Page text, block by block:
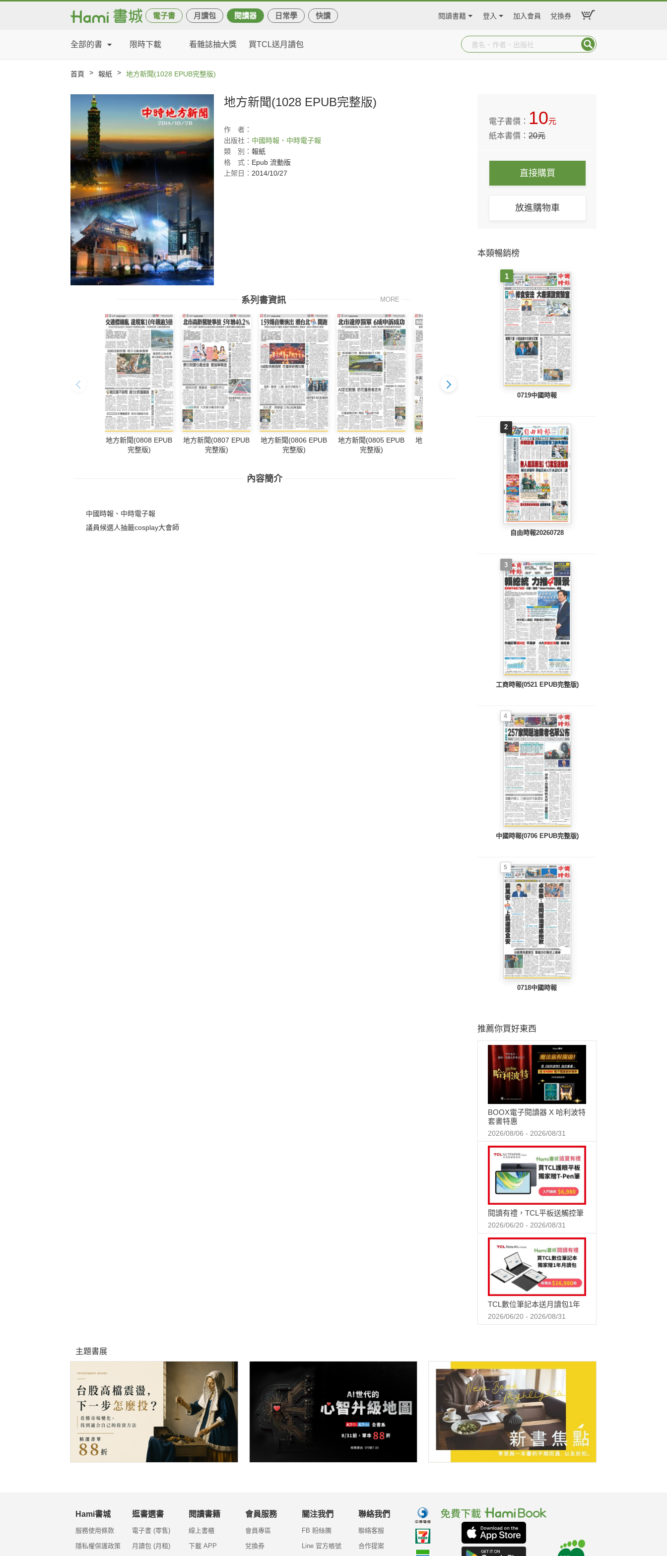
電子書 月讀包 閱讀器 日常學 快讀 閱讀書籍 登入 加入會員 兌換券
全部的書 限時下載 看雜誌抽大獎 買TCL送月讀包
首頁 > 報紙 > 地方新聞(1028 EPUB完整版)
地方新聞(1028 EPUB完整版)
作
者：
出版社： 中國時報、中時電子報
類
別： 報紙
格
式： Epub 流動版
上架日： 2014/10/27
系列書資訊 MORE
地方新聞(0808 EPUB
完整版)
地方新聞(0807 EPUB
完整版)
地方新聞(0806 EPUB
完整版)
地方新聞(0805 EPUB
完整版)
地方新聞(0804 EPUB
地方新聞(0803 EPUB
完整版)
內容簡介
中國時報、中時電子報
議員候選人抽籤cosplay大會師
電子書價： 10元
紙本書價：20元
直接購買
放進購物車
本類暢銷榜
1
0719中國時報
2
自由時報20260728
3
工商時報(0521 EPUB完整版)
4
中國時報(0706 EPUB完整版)
5
0718中國時報
推薦你買好東西
BOOX電子閱讀器 X 哈利波特
套書特惠
2026/08/06 - 2026/08/31
閱讀有禮，TCL平板送觸控筆
2026/06/20 - 2026/08/31
TCL數位筆記本送月讀包1年
2026/06/20 - 2026/08/31
主題書展
Hami書城
服務使用條款
隱私權保護政策
逛書選書
電子書 (零售)
月讀包 (月租)
閱讀書籍
線上書櫃
下載 APP
會員服務
會員專區
兌換券
關注我們
FB 粉絲團
Line 官方帳號
聯絡我們
聯絡客服
合作提案